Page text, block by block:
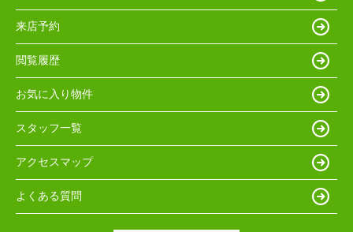
来店予約
閲覧履歴
お気に入り物件
スタッフ一覧
アクセスマップ
よくある質問